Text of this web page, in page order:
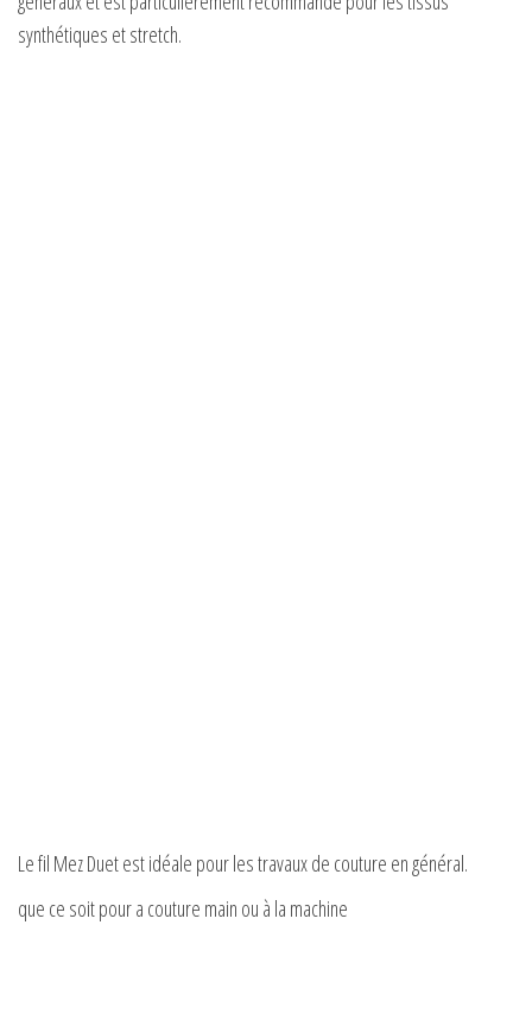
synthétiques et stretch.
Le fil Mez Duet est idéale pour les travaux de couture en général.
que ce soit pour a couture main ou à la machine